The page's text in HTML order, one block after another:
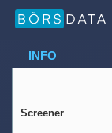
INFO
Screener